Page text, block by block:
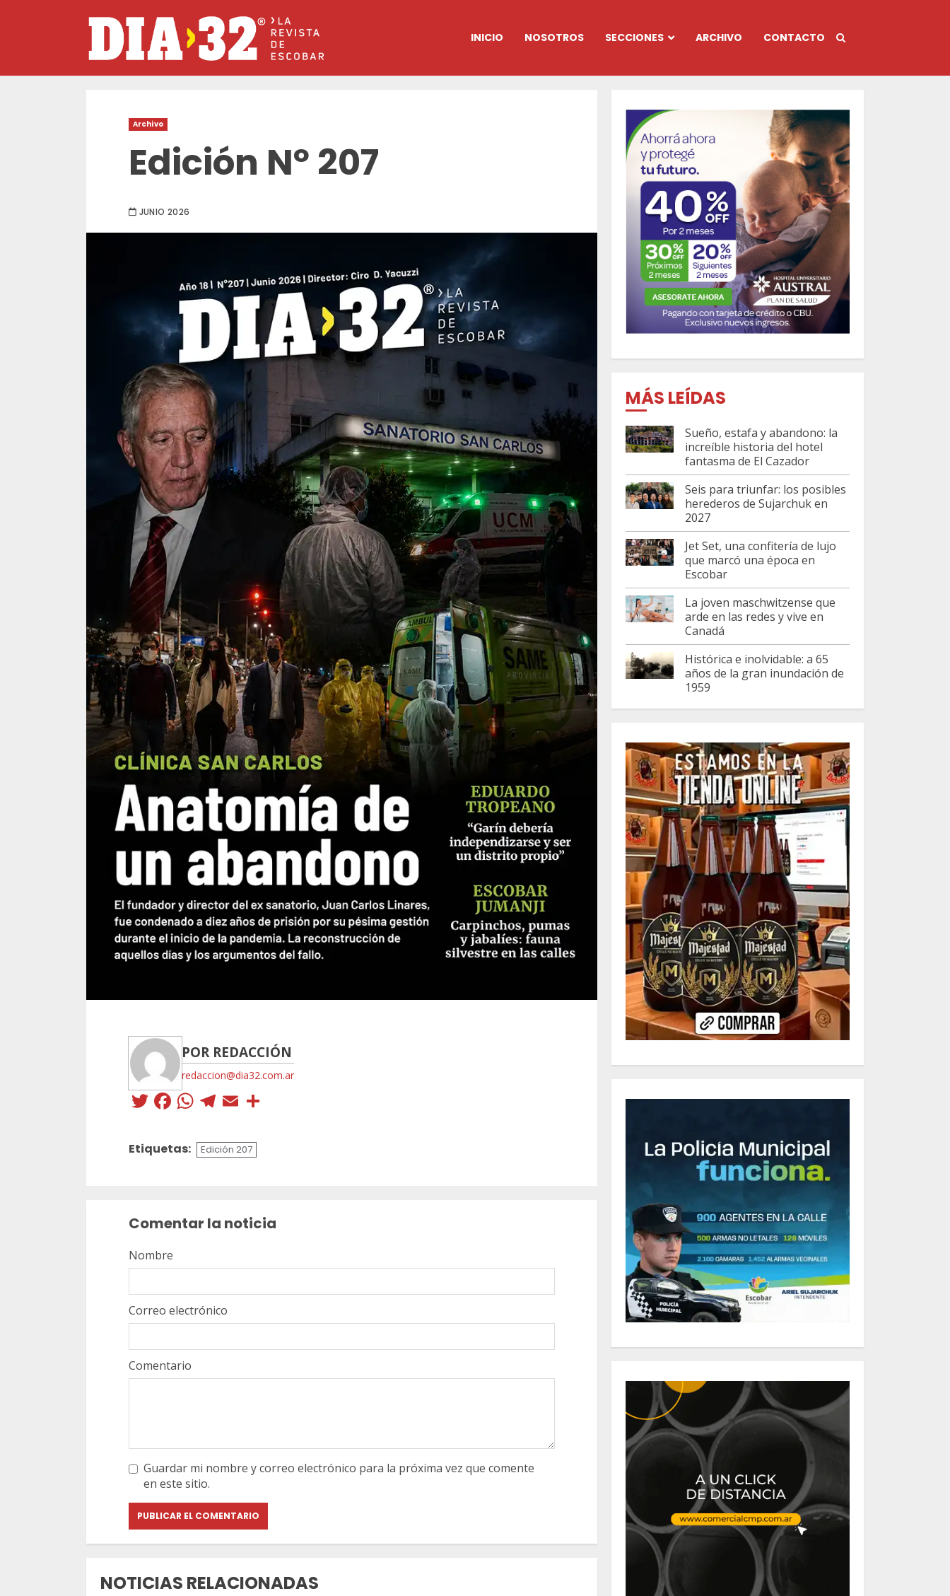
INICIO NOSOTROS SECCIONES ARCHIVO CONTACTO
Archivo
Edición Nº 207
JUNIO 2026
POR REDACCIÓN
redaccion@dia32.com.ar
Twitter
Facebook
WhatsApp
Telegram
Email
Etiquetas: Edición 207
Comentar la noticia
Comentario
Nombre
Correo electrónico
Guardar mi nombre y correo electrónico para la próxima vez que comente
en este sitio.
NOTICIAS RELACIONADAS
MÁS LEÍDAS
Sueño, estafa y abandono: la
increíble historia del hotel
fantasma de El Cazador
Seis para triunfar: los posibles
herederos de Sujarchuk en
2027
Jet Set, una confitería de lujo
que marcó una época en
Escobar
La joven maschwitzense que
arde en las redes y vive en
Canadá
Histórica e inolvidable: a 65
años de la gran inundación de
1959